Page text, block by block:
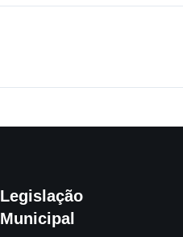
Legislação
Municipal